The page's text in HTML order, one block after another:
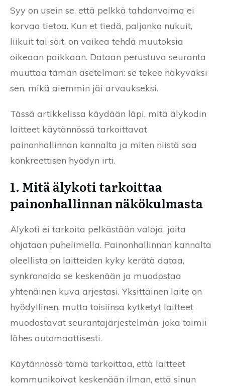
Syy on usein se, että pelkkä tahdonvoima ei
korvaa tietoa. Kun et tiedä, paljonko nukuit,
liikuit tai söit, on vaikea tehdä muutoksia
oikeaan paikkaan. Dataan perustuva seuranta
muuttaa tämän asetelman: se tekee näkyväksi
sen, mikä aiemmin jäi arvaukseksi.
Tässä artikkelissa käydään läpi, mitä älykodin
laitteet käytännössä tarkoittavat
painonhallinnan kannalta ja miten niistä saa
konkreettisen hyödyn irti.
1. Mitä älykoti tarkoittaa
painonhallinnan näkökulmasta
Älykoti ei tarkoita pelkästään valoja, joita
ohjataan puhelimella. Painonhallinnan kannalta
oleellista on laitteiden kyky kerätä dataa,
synkronoida se keskenään ja muodostaa
yhtenäinen kuva arjestasi. Yksittäinen laite on
hyödyllinen, mutta toisiinsa kytketyt laitteet
muodostavat seurantajärjestelmän, joka toimii
lähes automaattisesti.
Käytännössä tämä tarkoittaa, että laitteet
kommunikoivat keskenään ilman, että sinun